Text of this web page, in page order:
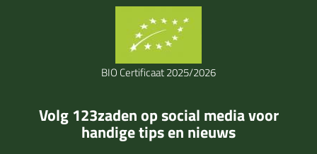
BIO Certificaat 2025/2026
Volg 123zaden op social media voor
handige tips en nieuws